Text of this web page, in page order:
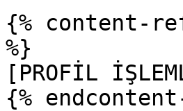
{% content-ref
%}
[PROFİL
{%